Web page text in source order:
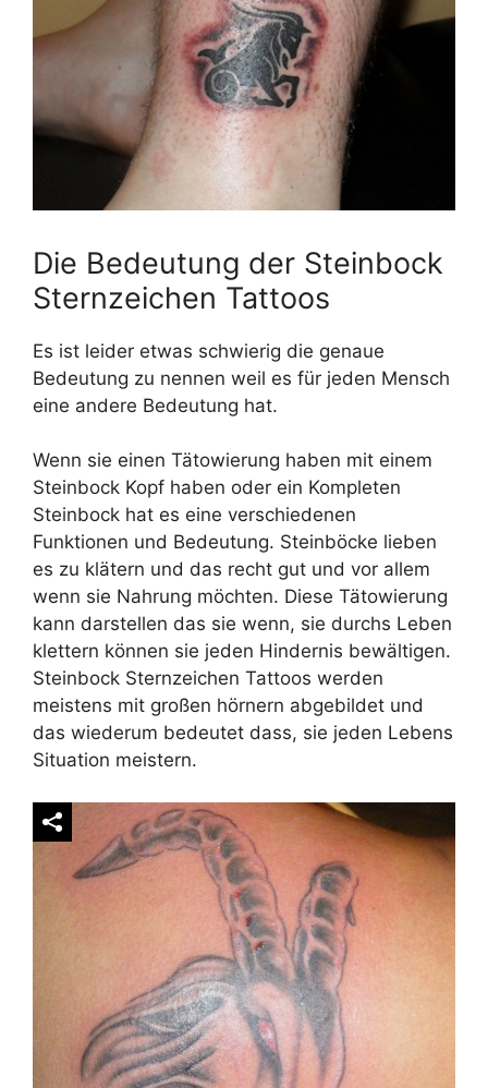
Die Bedeutung der Steinbock
Sternzeichen Tattoos
Es ist leider etwas schwierig die genaue
Bedeutung zu nennen weil es für jeden Mensch
eine andere Bedeutung hat.
Wenn sie einen Tätowierung haben mit einem
Steinbock Kopf haben oder ein Kompleten
Steinbock hat es eine verschiedenen
Funktionen und Bedeutung. Steinböcke lieben
es zu klätern und das recht gut und vor allem
wenn sie Nahrung möchten. Diese Tätowierung
kann darstellen das sie wenn, sie durchs Leben
klettern können sie jeden Hindernis bewältigen.
Steinbock Sternzeichen Tattoos werden
meistens mit großen hörnern abgebildet und
das wiederum bedeutet dass, sie jeden Lebens
Situation meistern.